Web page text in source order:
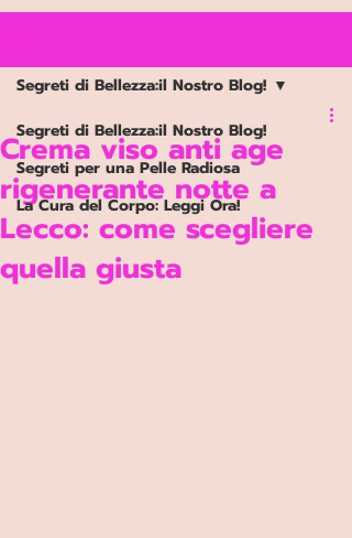
Segreti di Bellezza:il Nostro Blog!
Segreti per una Pelle Radiosa
La Cura del Corpo: Leggi Ora!
Segreti di Bellezza:il Nostro Blog!
Crema viso anti age
rigenerante notte a
Lecco: come scegliere
quella giusta